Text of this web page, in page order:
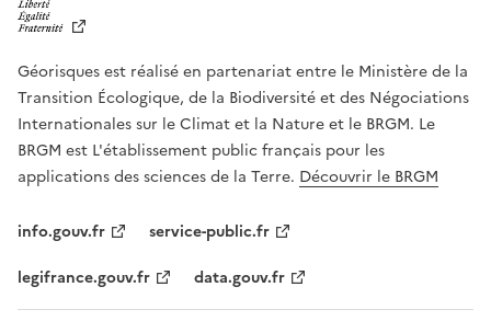
T
É
,
É
G
A
L
F
Géorisques est réalisé en partenariat entre le Ministère de la
Transition Écologique, de la Biodiversité et des Négociations
Internationales sur le Climat et la Nature et le BRGM. Le
BRGM est L'établissement public français pour les
applications des sciences de la Terre. Découvrir le BRGM
info.gouv.fr
service-public.fr
legifrance.gouv.fr
data.gouv.fr